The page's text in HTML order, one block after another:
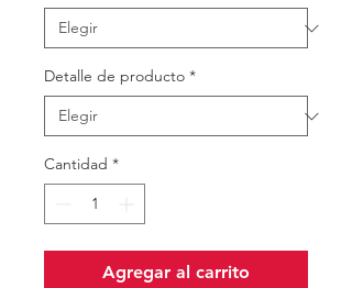
Detalle de producto *
Cantidad *
Agregar al carrito